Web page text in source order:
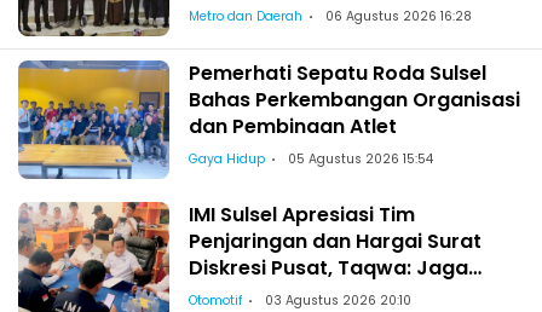
Metro dan Daerah 06 Agustus 2026 16:28
Pemerhati Sepatu Roda Sulsel
Bahas Perkembangan Organisasi
dan Pembinaan Atlet
Gaya Hidup 05 Agustus 2026 15:54
IMI Sulsel Apresiasi Tim
Penjaringan dan Hargai Surat
Diskresi Pusat, Taqwa: Jaga
Kekeluargaan-Kebersamaan
Otomotif 03 Agustus 2026 20:10